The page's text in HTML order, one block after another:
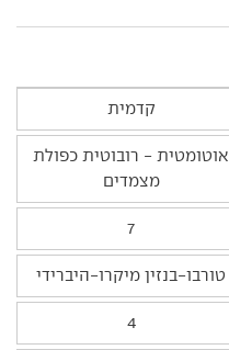
קדמית
אוטומטית - רובוטית כפולת
מצמדים
7
טורבו-בנזין מיקרו-היברידי
4